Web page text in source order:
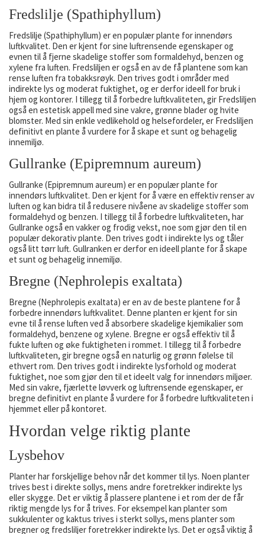
Fredslilje (Spathiphyllum)
Fredslilje (Spathiphyllum) er en populær plante for innendørs
luftkvalitet. Den er kjent for sine luftrensende egenskaper og
evnen til å fjerne skadelige stoffer som formaldehyd, benzen og
xylene fra luften. Fredsliljen er også en av de få plantene som kan
rense luften fra tobakksrøyk. Den trives godt i områder med
indirekte lys og moderat fuktighet, og er derfor ideell for bruk i
hjem og kontorer. I tillegg til å forbedre luftkvaliteten, gir Fredsliljen
også en estetisk appell med sine vakre, grønne blader og hvite
blomster. Med sin enkle vedlikehold og helsefordeler, er Fredsliljen
definitivt en plante å vurdere for å skape et sunt og behagelig
innemiljø.
Gullranke (Epipremnum aureum)
Gullranke (Epipremnum aureum) er en populær plante for
innendørs luftkvalitet. Den er kjent for å være en effektiv renser av
luften og kan bidra til å redusere nivåene av skadelige stoffer som
formaldehyd og benzen. I tillegg til å forbedre luftkvaliteten, har
Gullranke også en vakker og frodig vekst, noe som gjør den til en
populær dekorativ plante. Den trives godt i indirekte lys og tåler
også litt tørr luft. Gullranken er derfor en ideell plante for å skape
et sunt og behagelig innemiljø.
Bregne (Nephrolepis exaltata)
Bregne (Nephrolepis exaltata) er en av de beste plantene for å
forbedre innendørs luftkvalitet. Denne planten er kjent for sin
evne til å rense luften ved å absorbere skadelige kjemikalier som
formaldehyd, benzene og xylene. Bregne er også effektiv til å
fukte luften og øke fuktigheten i rommet. I tillegg til å forbedre
luftkvaliteten, gir bregne også en naturlig og grønn følelse til
ethvert rom. Den trives godt i indirekte lysforhold og moderat
fuktighet, noe som gjør den til et ideelt valg for innendørs miljøer.
Med sin vakre, fjærlette løvverk og luftrensende egenskaper, er
bregne definitivt en plante å vurdere for å forbedre luftkvaliteten i
hjemmet eller på kontoret.
Hvordan velge riktig plante
Lysbehov
Planter har forskjellige behov når det kommer til lys. Noen planter
trives best i direkte sollys, mens andre foretrekker indirekte lys
eller skygge. Det er viktig å plassere plantene i et rom der de får
riktig mengde lys for å trives. For eksempel kan planter som
sukkulenter og kaktus trives i sterkt sollys, mens planter som
bregner og fredsliljer foretrekker indirekte lys. Det er også viktig å